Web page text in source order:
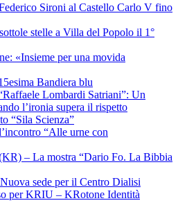
Sironi al Castello Carlo V fino
stelle a Villa del Popolo il 1°
«Insieme per una movida
Bandiera blu
Lombardi Satriani”: Un
l’ironia supera il rispetto
“Sila Scienza”
“Alle urne con
– La mostra “Dario Fo. La Bibbia
sede per il Centro Dialisi
per KRIU – KRotone Identità